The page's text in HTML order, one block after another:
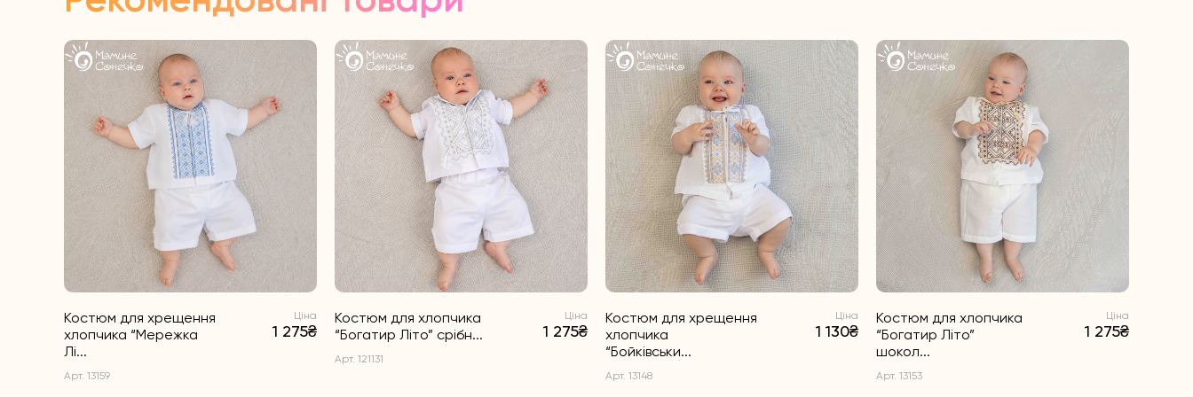
Костюм для хрещення
хлопчика “Мережка
Лі...
Арт. 13159
Ціна
1 275₴
Костюм для хлопчика
“Богатир Літо” срібн...
Арт. 121131
Ціна
1 275₴
Костюм для хрещення
хлопчика
“Бойківськи...
Арт. 13148
Ціна
1 130₴
Костюм для хлопчика
“Богатир Літо”
шокол...
Арт. 13153
Ціна
1 275₴